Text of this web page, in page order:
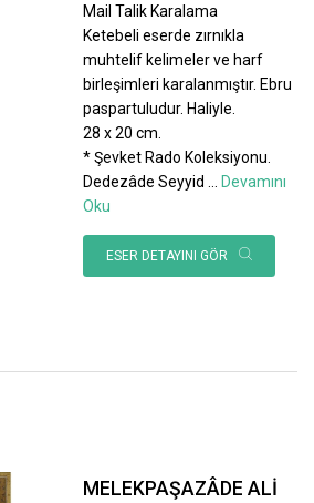
Mail Talik Karalama
Ketebeli eserde zırnıkla
muhtelif kelimeler ve harf
birleşimleri karalanmıştır. Ebru
paspartuludur. Haliyle.
28 x 20 cm.
* Şevket Rado Koleksiyonu.
Dedezâde Seyyid
Devamını
Oku
ESER DETAYINI GÖR
MELEKPAŞAZÂDE ALİ